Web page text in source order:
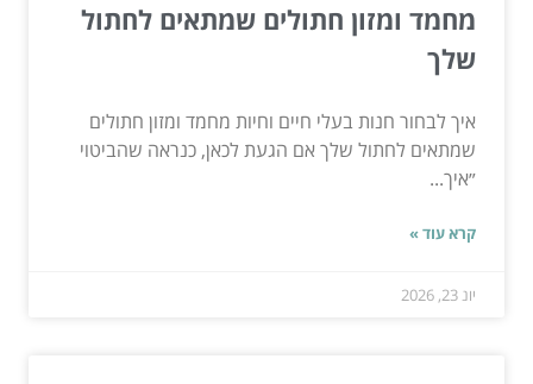
מחמד ומזון חתולים שמתאים לחתול
שלך
איך לבחור חנות בעלי חיים וחיות מחמד ומזון חתולים
שמתאים לחתול שלך אם הגעת לכאן, כנראה שהביטוי
״איך...
קרא עוד »
יונ 23, 2026